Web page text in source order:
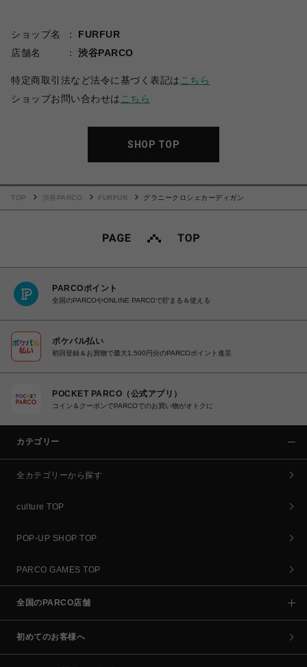
ショップ名
FURFUR
店舗名
渋谷PARCO
特定商取引法など法令に基づく表記は こちら
ショップお問い合わせは こちら
SHOP TOP
TOP 渋谷PARCO FURFUR グラニークロシェカーディガン
PARCOポイント
全国のPARCOやONLINE PARCOで貯まる＆使える
ポケパル払い
初回登録＆お買物で最大1,500円分のPARCOポイント進呈
POCKET PARCO（公式アプリ）
コイン＆クーポンでPARCOでのお買い物がオトクに
カテゴリー
全カテゴリーから探す
culture TOP
POP-UP SHOP TOP
PARCO GAMES TOP
全国のPARCO店舗
初めてのお客様へ